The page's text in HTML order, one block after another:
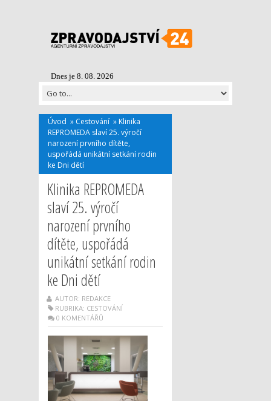
Dnes je 8. 08. 2026
Úvod » Cestování » Klinika
REPROMEDA slaví 25. výročí
narození prvního dítěte,
uspořádá unikátní setkání rodin
ke Dni dětí
Klinika REPROMEDA
slaví 25. výročí
narození prvního
dítěte, uspořádá
unikátní setkání rodin
ke Dni dětí
AUTOR: REDAKCE
RUBRIKA: CESTOVÁNÍ
0 KOMENTÁŘŮ